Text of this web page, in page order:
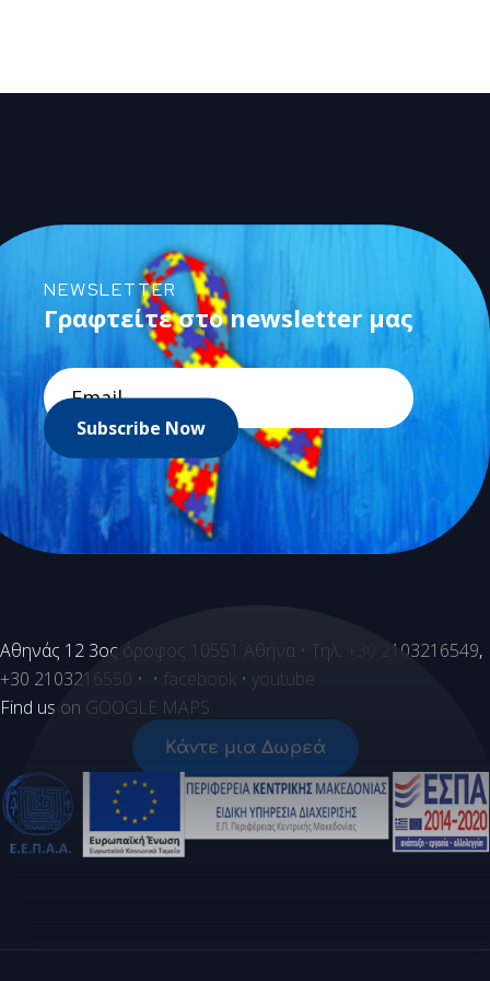
NEWSLETTER
Γραφτείτε στο newsletter μας
Subscribe Now
Aθηνάς 12 3ος όροφος 10551 Αθήνα • Τηλ. +30 2103216549,
+30 2103216550 • • facebook • youtube
Find us on GOOGLE MAPS
Κάντε μια Δωρεά